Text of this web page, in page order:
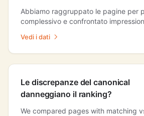
Abbiamo raggruppato le pagine per
complessivo e confrontato
Vedi i dati
Le discrepanze del canonical
danneggiano il ranking?
We compared pages with matching